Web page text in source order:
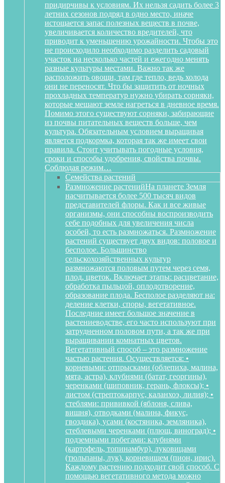
придирчивы к условиям. Их нельзя садить более 3
летних сезонов подряд в одно место, иначе
истощается запас полезных веществ в почве,
увеличивается количество вредителей, что
приводит к уменьшению урожайности. Чтобы это
не происходило необходимо разделить садовый
участок на несколько частей и ежегодно менять
разные культуры местами. Важно так же
расположить овощи, там где тепло, ведь холода
они не переносят. Что бы защитить от ночных
прохладных температур нужно убирать сорняки,
которые мешают земле нагреться в дневное время.
Помимо этого существуют сорняки, забирающие
из почвы питательных веществ больше, чем
культура. Обязательным условием выращивая
является подкормка, которая так же имеет свои
правила. Стоит учитывать погодные условия,
сроки и способы удобрения, свойства почвы.
Соблюдая режим…
Семейства растений
Размножение растенийНа планете Земля
насчитывается более 500 тысяч видов
представителей флоры. Как и все живые
организмы, они способны воспроизводить
себе подобных для увеличения числа
особей, то есть размножаться. Размножение
растений существует двух видов: половое и
бесполое. Большинство
сельскохозяйственных культур
размножаются половым путем через семя,
плод, цветок. Включает этапы: расцветание,
обработка пыльцой, оплодотворение,
образование плода. Бесполое разделяют на:
деление клетки, споры, вегетативное.
Последние имеет большое значение в
растениеводстве, его часто используют при
затрудненном половом пути, а так же при
выращивании комнатных цветов.
Вегетативный способ – это размножение
частью растения. Осуществляется: •
корневыми: отпрысками (облепиха, малина,
мята, астра), клубнями (батат, георгины),
черенками (шиповник, герань, флоксы); •
листом (стрептокарпус, каланхоэ, лилия); •
стеблями: прививкой (яблоня, слива,
вишня), отводками (малина, фикус,
гвоздика), усами (костяника, земляника),
стеблевыми черенками (плющ, виноград); •
подземными побегами: клубнями
(картофель, топинамбур), луковицами
(тюльпаны, лук), корневищем (пион, ирис).
Каждому растению подходит свой способ. С
помощью вегетативного метода можно